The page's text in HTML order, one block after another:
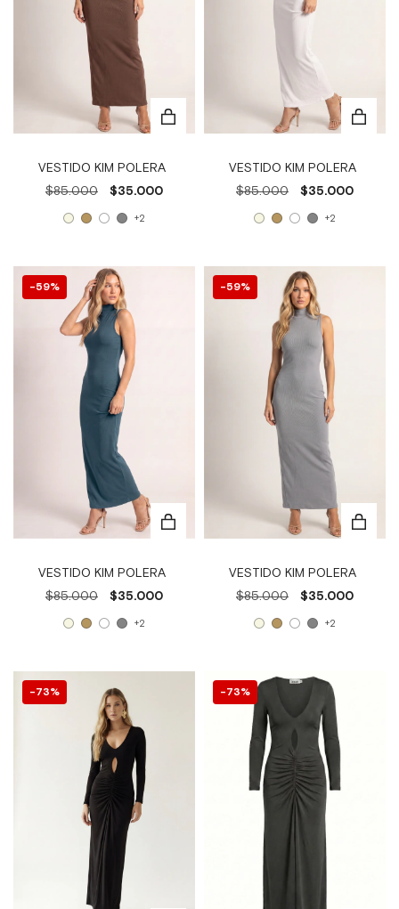
VESTIDO KIM POLERA
$85.000
$35.000
+2
VESTIDO KIM POLERA
$85.000
$35.000
+2
59%
VESTIDO KIM POLERA
$85.000
$35.000
+2
59%
VESTIDO KIM POLERA
$85.000
$35.000
+2
73% 73%